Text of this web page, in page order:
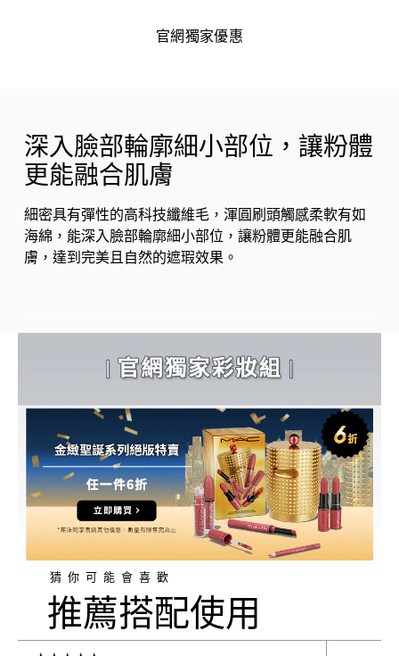
官網獨家優惠
深入臉部輪廓細小部位，讓粉體
更能融合肌膚
細密具有彈性的高科技纖維毛，渾圓刷頭觸感柔軟有如
海綿，能深入臉部輪廓細小部位，讓粉體更能融合肌
膚，達到完美且自然的遮瑕效果。
猜你可能會喜歡
推薦搭配使用